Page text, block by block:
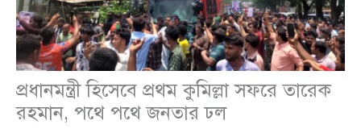
প্রধানমন্ত্রী হিসেবে প্রথম কুমিল্লা সফরে তারেক
রহমান, পথে পথে জনতার ঢল